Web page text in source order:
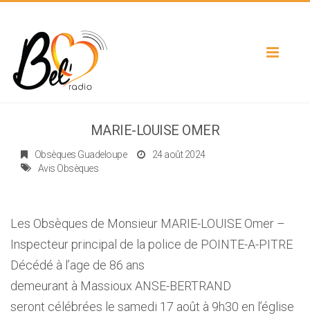
Toggle
MARIE-LOUISE OMER
Obsèques Guadeloupe
24 août 2024
Avis Obsèques
Les Obsèques de Monsieur MARIE-LOUISE Omer –
Inspecteur principal de la police de POINTE-A-PITRE
Décédé à l’age de 86 ans
demeurant à Massioux ANSE-BERTRAND
seront célébrées le samedi 17 août à 9h30 en l’église